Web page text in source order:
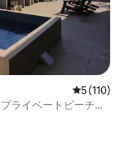
レビュー
5 (110)